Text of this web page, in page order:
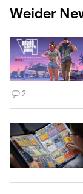
Weider
2